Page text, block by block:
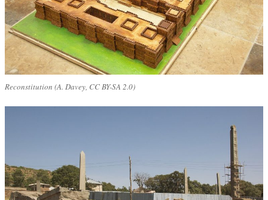
Reconstitution (A. Davey, CC BY-SA 2.0)